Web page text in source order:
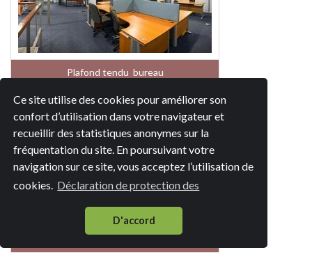
Ce site utilise des cookies pour améliorer son
confort d’utilisation dans votre navigateur et
recueillir des statistiques anonymes sur la
fréquentation du site. En poursuivant votre
navigation sur ce site, vous acceptez l’utilisation de
cookies. Déclaration de protection des
D'accord
Plafond tendu bureau